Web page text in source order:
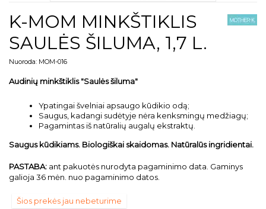
K-MOM MINKŠTIKLIS
SAULĖS ŠILUMA, 1,7 L.
Nuoroda: MOM-016
Audinių minkštiklis "Saulės šiluma"
Ypatingai švelniai apsaugo kūdikio odą;
Saugus, kadangi sudėtyje nėra kenksmingų medžiagų;
Pagamintas iš natūralių augalų ekstraktų.
Saugus kūdikiams. Biologiškai skaidomas. Natūralūs ingridientai.
PASTABA: ant pakuotės nurodyta pagaminimo data. Gaminys
galioja 36 mėn. nuo pagaminimo datos.
Šios prekės jau nebeturime